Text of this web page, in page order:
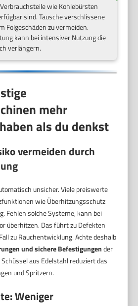
wie Kohlebürsten
sind. Tausche verschlissene
Folgeschäden zu vermeiden.
kann bei intensiver Nutzung die
verlängern.
mehr
als du denkst
vermeiden durch
unsicher. Viele preiswerte
wie Überhitzungsschutz
Fehlen solche Systeme, kann bei
überhitzen. Das führt zu Defekten
zu Rauchentwicklung. Achte deshalb
und sichere Befestigungender
aus Edelstahl reduziert das
und Spritzern.
Weniger